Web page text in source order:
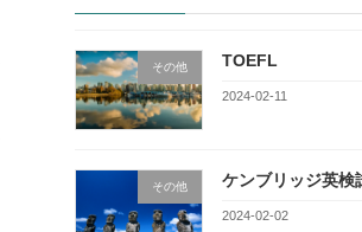
その他 TOEFL
2024-02-11
その他 ケンブリッジ英検
2024-02-02